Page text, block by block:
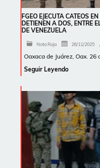
FGEO EJECUTA CATEOS
DETIENEN A DOS, ENTRE
DE VENEZUELA
Nota Roja 26/11/2025
Oaxaca de Juárez, Oax.
Seguir Leyendo